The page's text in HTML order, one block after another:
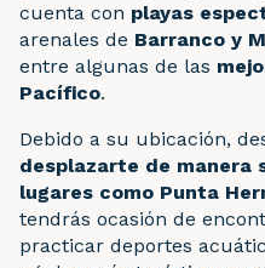
cuenta con playas
arenales de Barranco y
entre algunas de las
Pacífico.
Debido a su ubicación,
desplazarte de manera
lugares como Punta
tendrás ocasión de
practicar deportes